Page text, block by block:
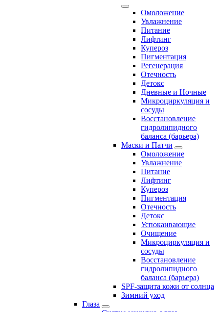
Омоложение
Увлажнение
Питание
Лифтинг
Купероз
Пигментация
Регенерация
Отечность
Детокс
Дневные и Ночные
Микроциркуляция и
сосуды
Восстановление
гидролипидного
баланса (барьера)
Маски и Патчи
Омоложение
Увлажнение
Питание
Лифтинг
Купероз
Пигментация
Отечность
Детокс
Успокаивающие
Очищение
Микроциркуляция и
сосуды
Восстановление
гидролипидного
баланса (барьера)
SPF-защита кожи от солнца
Зимний уход
Глаза